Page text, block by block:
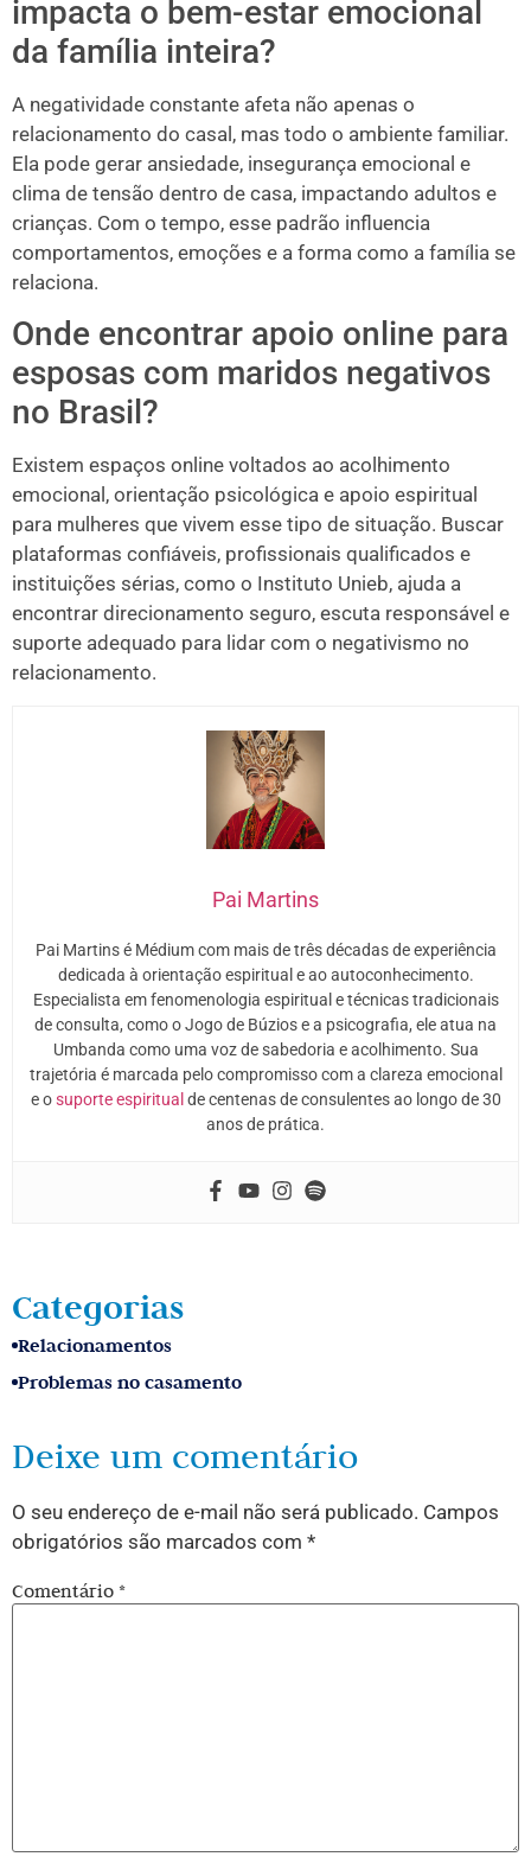
impacta o bem-estar emocional
da família inteira?
A negatividade constante afeta não apenas o
relacionamento do casal, mas todo o ambiente familiar.
Ela pode gerar ansiedade, insegurança emocional e
clima de tensão dentro de casa, impactando adultos e
crianças. Com o tempo, esse padrão influencia
comportamentos, emoções e a forma como a família se
relaciona.
Onde encontrar apoio online para
esposas com maridos negativos
no Brasil?
Existem espaços online voltados ao acolhimento
emocional, orientação psicológica e apoio espiritual
para mulheres que vivem esse tipo de situação. Buscar
plataformas confiáveis, profissionais qualificados e
instituições sérias, como o Instituto Unieb, ajuda a
encontrar direcionamento seguro, escuta responsável e
suporte adequado para lidar com o negativismo no
relacionamento.
Pai Martins
Pai Martins é Médium com mais de três décadas de experiência
dedicada à orientação espiritual e ao autoconhecimento.
Especialista em fenomenologia espiritual e técnicas tradicionais
de consulta, como o Jogo de Búzios e a psicografia, ele atua na
Umbanda como uma voz de sabedoria e acolhimento. Sua
trajetória é marcada pelo compromisso com a clareza emocional
e osuporte espiritual de centenas de consulentes ao longo de 30
anos de prática.
Categorias
Relacionamentos
Problemas no casamento
Deixe um comentário
O seu endereço de e-mail não será publicado. Campos
obrigatórios são marcados com *
Comentário *